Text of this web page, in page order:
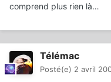
comprend plus rien là…
Télémac
Posté(e) 2 avril